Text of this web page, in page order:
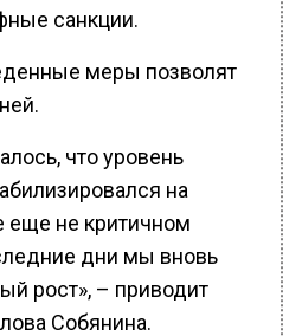
санкции.
меры позволят
что уровень
на
еще не критичном
дни мы вновь
рост», – приводит
Собянина.